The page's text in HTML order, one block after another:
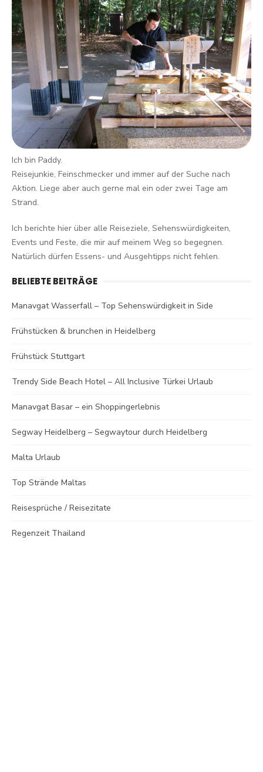
Ich bin Paddy.
Reisejunkie, Feinschmecker und immer auf der Suche nach
Aktion. Liege aber auch gerne mal ein oder zwei Tage am
Strand.
Ich berichte hier über alle Reiseziele, Sehenswürdigkeiten,
Events und Feste, die mir auf meinem Weg so begegnen.
Natürlich dürfen Essens- und Ausgehtipps nicht fehlen.
BELIEBTE BEITRÄGE
Manavgat Wasserfall – Top Sehenswürdigkeit in Side
Frühstücken & brunchen in Heidelberg
Frühstück Stuttgart
Trendy Side Beach Hotel – All Inclusive Türkei Urlaub
Manavgat Basar – ein Shoppingerlebnis
Segway Heidelberg – Segwaytour durch Heidelberg
Malta Urlaub
Top Strände Maltas
Reisesprüche / Reisezitate
Regenzeit Thailand